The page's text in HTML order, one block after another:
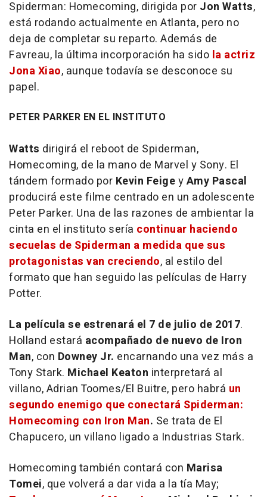
Spiderman: Homecoming, dirigida por Jon Watts,
está rodando actualmente en Atlanta, pero no
deja de completar su reparto. Además de
Favreau, la última incorporación ha sido la actriz
Jona Xiao, aunque todavía se desconoce su
papel.
PETER PARKER EN EL INSTITUTO
Watts dirigirá el reboot de Spiderman,
Homecoming, de la mano de Marvel y Sony. El
tándem formado por Kevin FeigeyAmy Pascal
producirá este filme centrado en un adolescente
Peter Parker. Una de las razones de ambientar la
cinta en el instituto sería continuar haciendo
secuelas de Spiderman a medida que sus
protagonistas van creciendo, al estilo del
formato que han seguido las películas de Harry
Potter.
La película se estrenará el 7 de julio de 2017.
Holland estará acompañado de nuevo de Iron
Man, con Downey Jr. encarnando una vez más a
Tony Stark. Michael Keaton interpretará al
villano, Adrian Toomes/El Buitre, pero habrá un
segundo enemigo que conectará Spiderman:
Homecoming con Iron Man. Se trata de El
Chapucero, un villano ligado a Industrias Stark.
Homecoming también contará con Marisa
Tomei, que volverá a dar vida a la tía May;